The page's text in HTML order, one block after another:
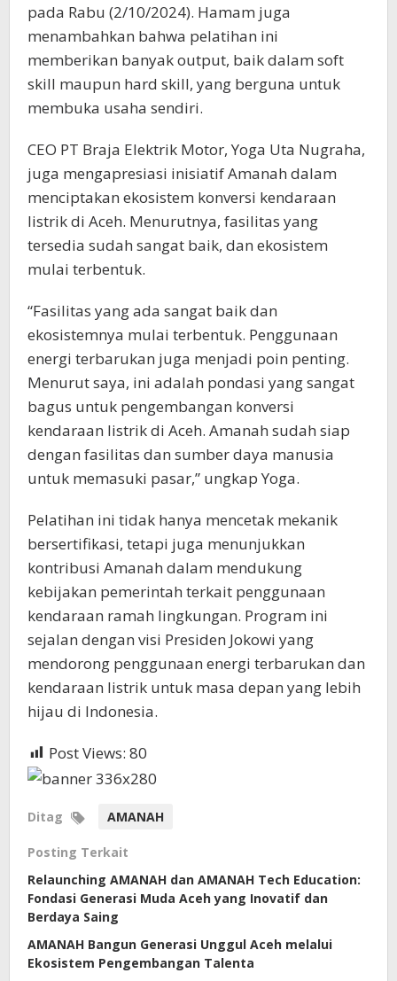
pada Rabu (2/10/2024). Hamam juga
menambahkan bahwa pelatihan ini
memberikan banyak output, baik dalam soft
skill maupun hard skill, yang berguna untuk
membuka usaha sendiri.
CEO PT Braja Elektrik Motor, Yoga Uta Nugraha,
juga mengapresiasi inisiatif Amanah dalam
menciptakan ekosistem konversi kendaraan
listrik di Aceh. Menurutnya, fasilitas yang
tersedia sudah sangat baik, dan ekosistem
mulai terbentuk.
“Fasilitas yang ada sangat baik dan
ekosistemnya mulai terbentuk. Penggunaan
energi terbarukan juga menjadi poin penting.
Menurut saya, ini adalah pondasi yang sangat
bagus untuk pengembangan konversi
kendaraan listrik di Aceh. Amanah sudah siap
dengan fasilitas dan sumber daya manusia
untuk memasuki pasar,” ungkap Yoga.
Pelatihan ini tidak hanya mencetak mekanik
bersertifikasi, tetapi juga menunjukkan
kontribusi Amanah dalam mendukung
kebijakan pemerintah terkait penggunaan
kendaraan ramah lingkungan. Program ini
sejalan dengan visi Presiden Jokowi yang
mendorong penggunaan energi terbarukan dan
kendaraan listrik untuk masa depan yang lebih
hijau di Indonesia.
Post Views: 80
Ditag AMANAH
Posting Terkait
Relaunching AMANAH dan AMANAH Tech Education:
Fondasi Generasi Muda Aceh yang Inovatif dan
Berdaya Saing
AMANAH Bangun Generasi Unggul Aceh melalui
Ekosistem Pengembangan Talenta